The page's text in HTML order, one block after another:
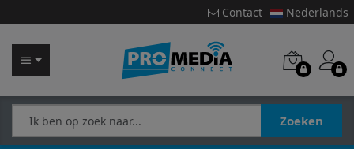
Contact Nederlands
Zoeken